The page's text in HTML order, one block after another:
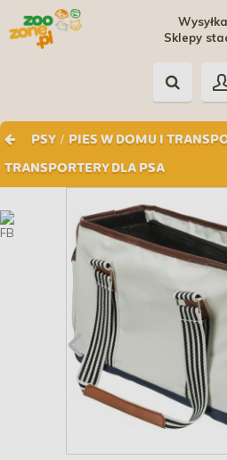
Wysyłka
Sklepy
PSY / PIES W DOMU I
TRANSPORTERY DLA PSA